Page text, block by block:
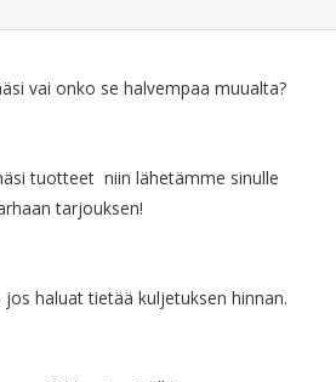
vai onko se halvempaa muualta?
tuotteet niin lähetämme sinulle
tarjouksen!
haluat tietää kuljetuksen hinnan.